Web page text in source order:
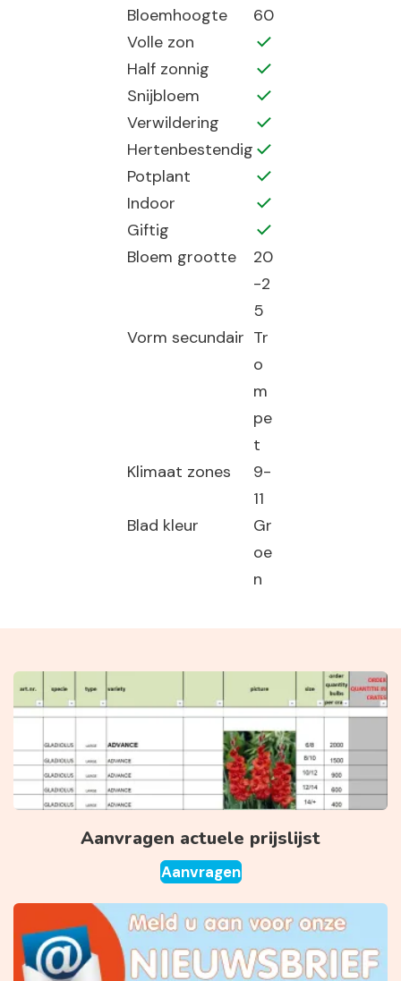
Bloemhoogte
60
Volle zon
Half zonnig
Snijbloem
Verwildering
Hertenbestendig
Potplant
Indoor
Giftig
Bloem grootte
20
-2
5
Vorm secundair Tr
o
m
pe
t
Klimaat zones
9-
11
Blad kleur
Gr
oe
n
Aanvragen actuele prijslijst
Aanvragen